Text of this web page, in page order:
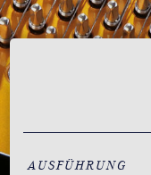
AUSFÜHRUNG